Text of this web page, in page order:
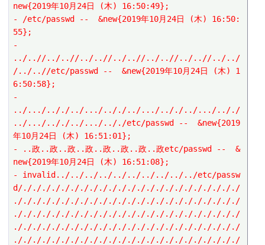
new{2019年10月24日 (木) 16:50:49};
- /etc/passwd --  &new{2019年10月24日 (木) 16:50:
55};
-
../..//../..//../..//../..//../..//../..//../../
/../..//etc/passwd --  &new{2019年10月24日 (木) 1
6:50:58};
-
../.../.././../.../.././../.../.././../.../.././
../.../.././../.../.././etc/passwd --  &new{2019
年10月24日 (木) 16:51:01};
- ..政..政..政..政..政..政..政..政etc/passwd --  &
new{2019年10月24日 (木) 16:51:08};
- invalid../../../../../../../../../../etc/passw
d/./././././././././././././././././././././././
././././././././././././././././././././././././
././././././././././././././././././././././././
././././././././././././././././././././././././
././././././././././././././././././././././././